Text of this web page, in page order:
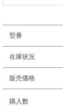
型番
在庫状況
販売価格
購入数